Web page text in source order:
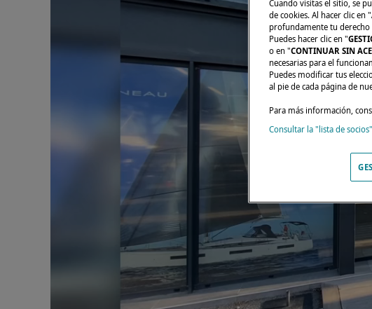
Cuando visitas el sitio, se
de cookies. Al hacer clic en "
profundamente tu
Puedes hacer clic en "
o en "CONTINUAR SIN
necesarias para el
Puedes modificar tus
al pie de cada página de
Para más información,
Consultar la "lista de socios"